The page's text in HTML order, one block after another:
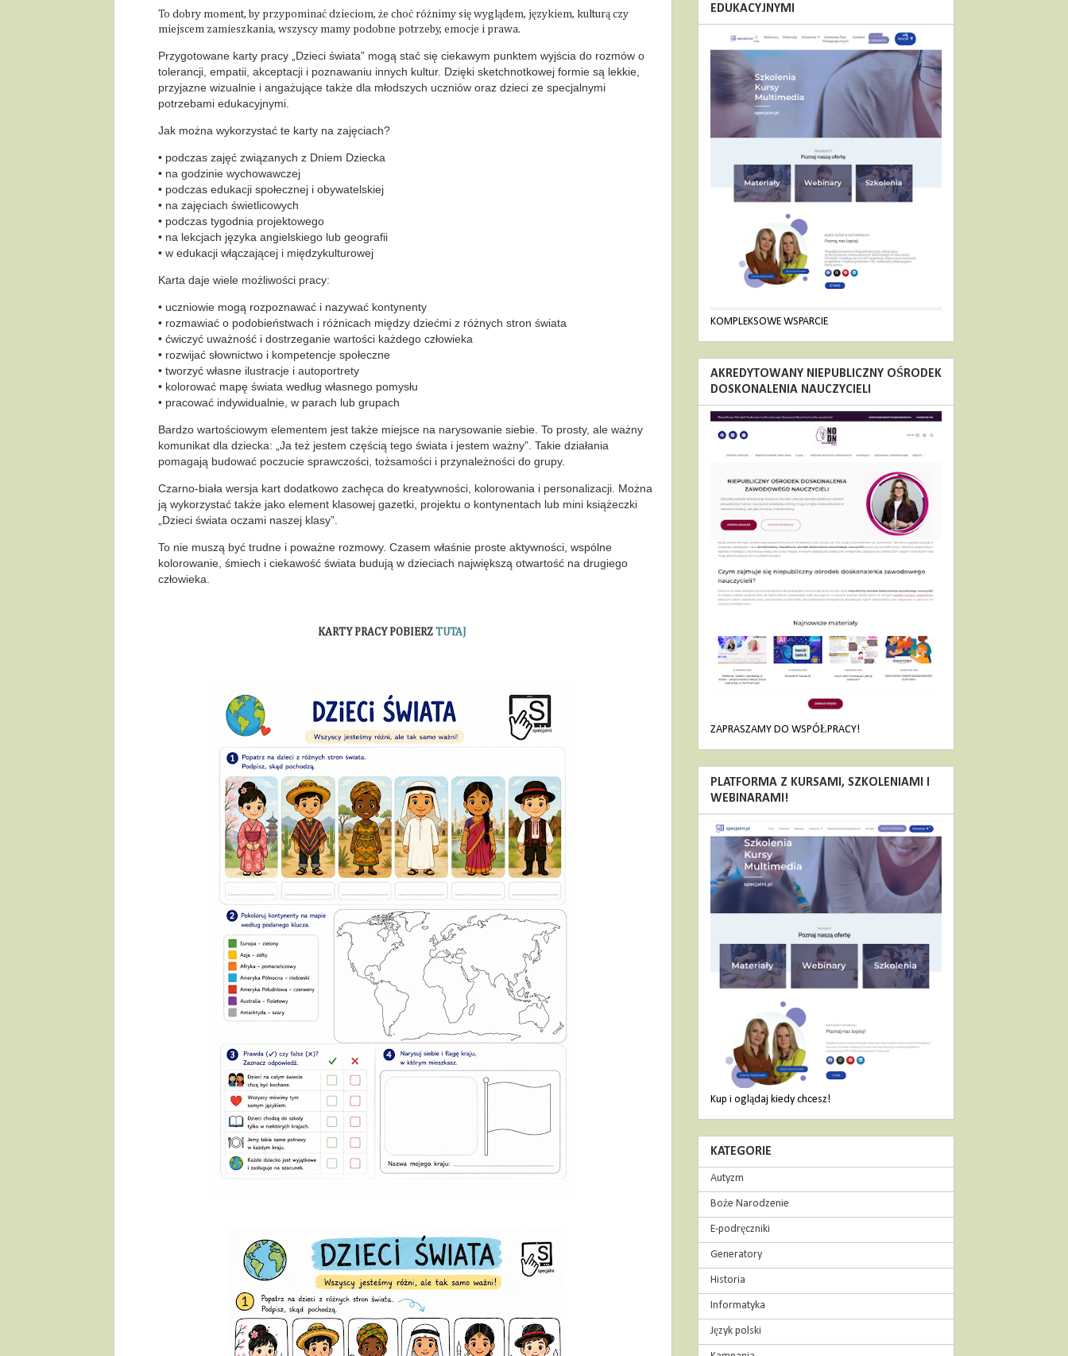
To dobry moment, by przypominać dzieciom, że choć różnimy się wyglądem, językiem, kulturą czy
miejscem zamieszkania, wszyscy mamy podobne potrzeby, emocje i prawa.
Przygotowane karty pracy „Dzieci świata” mogą stać się ciekawym punktem wyjścia do rozmów o
tolerancji, empatii, akceptacji i poznawaniu innych kultur. Dzięki sketchnotkowej formie są lekkie,
przyjazne wizualnie i angażujące także dla młodszych uczniów oraz dzieci ze specjalnymi
potrzebami edukacyjnymi.
Jak można wykorzystać te karty na zajęciach?
• podczas zajęć związanych z Dniem Dziecka
• na godzinie wychowawczej
• podczas edukacji społecznej i obywatelskiej
• na zajęciach świetlicowych
• podczas tygodnia projektowego
• na lekcjach języka angielskiego lub geografii
• w edukacji włączającej i międzykulturowej
Karta daje wiele możliwości pracy:
• uczniowie mogą rozpoznawać i nazywać kontynenty
• rozmawiać o podobieństwach i różnicach między dziećmi z różnych stron świata
• ćwiczyć uważność i dostrzeganie wartości każdego człowieka
• rozwijać słownictwo i kompetencje społeczne
• tworzyć własne ilustracje i autoportrety
• kolorować mapę świata według własnego pomysłu
• pracować indywidualnie, w parach lub grupach
Bardzo wartościowym elementem jest także miejsce na narysowanie siebie. To prosty, ale ważny
komunikat dla dziecka: „Ja też jestem częścią tego świata i jestem ważny”. Takie działania
pomagają budować poczucie sprawczości, tożsamości i przynależności do grupy.
Czarno-biała wersja kart dodatkowo zachęca do kreatywności, kolorowania i personalizacji. Można
ją wykorzystać także jako element klasowej gazetki, projektu o kontynentach lub mini książeczki
„Dzieci świata oczami naszej klasy”.
To nie muszą być trudne i poważne rozmowy. Czasem właśnie proste aktywności, wspólne
kolorowanie, śmiech i ciekawość świata budują w dzieciach największą otwartość na drugiego
człowieka.
KARTY PRACY POBIERZ TUTAJ
EDUKACYJNYMI
KOMPLEKSOWE WSPARCIE
AKREDYTOWANY NIEPUBLICZNY OŚRODEK
DOSKONALENIA NAUCZYCIELI
ZAPRASZAMY DO WSPÓŁPRACY!
PLATFORMA Z KURSAMI, SZKOLENIAMI I
WEBINARAMI!
Kup i oglądaj kiedy chcesz!
KATEGORIE
Autyzm
Boże Narodzenie
E-podręczniki
Generatory
Historia
Informatyka
Język polski